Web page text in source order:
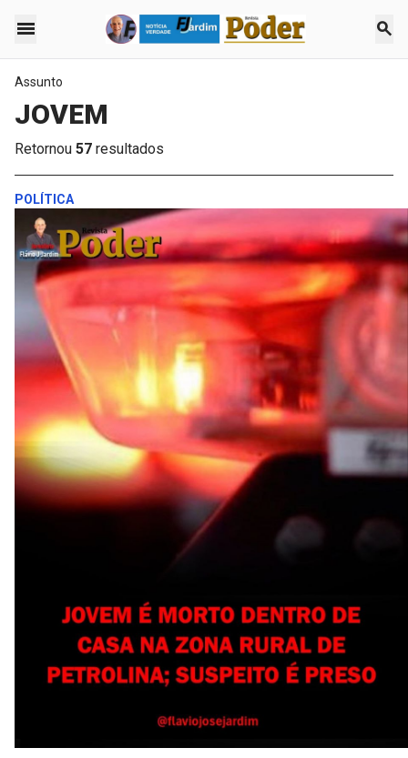
menu search
Assunto
JOVEM
Retornou 57 resultados
POLÍTICA